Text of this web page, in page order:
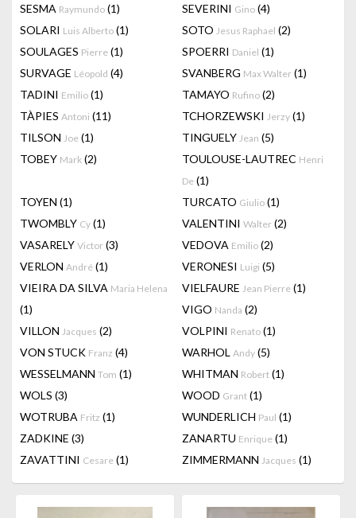
SESMA Raymundo (1) SEVERINI Gino (4)
SOLARI Luis Alberto (1) SOTO Jesus Raphael (2)
SOULAGES Pierre (1) SPOERRI Daniel (1)
SURVAGE Léopold (4) SVANBERG Max Walter (1)
TADINI Emilio (1) TAMAYO Rufino (2)
TÀPIES Antoni (11) TCHORZEWSKI Jerzy (1)
TILSON Joe (1) TINGUELY Jean (5)
TOBEY Mark (2) TOULOUSE-LAUTREC Henri
De (1)
TOYEN (1) TURCATO Giulio (1)
TWOMBLY Cy (1) VALENTINI Walter (2)
VASARELY Victor (3) VEDOVA Emilio (2)
VERLON André (1) VERONESI Luigi (5)
VIEIRA DA SILVA Maria Helena
(1)
VIELFAURE Jean Pierre (1)
VIGO Nanda (2)
VILLON Jacques (2) VOLPINI Renato (1)
VON STUCK Franz (4) WARHOL Andy (5)
WESSELMANN Tom (1) WHITMAN Robert (1)
WOLS (3) WOOD Grant (1)
WOTRUBA Fritz (1) WUNDERLICH Paul (1)
ZADKINE (3) ZANARTU Enrique (1)
ZAVATTINI Cesare (1) ZIMMERMANN Jacques (1)